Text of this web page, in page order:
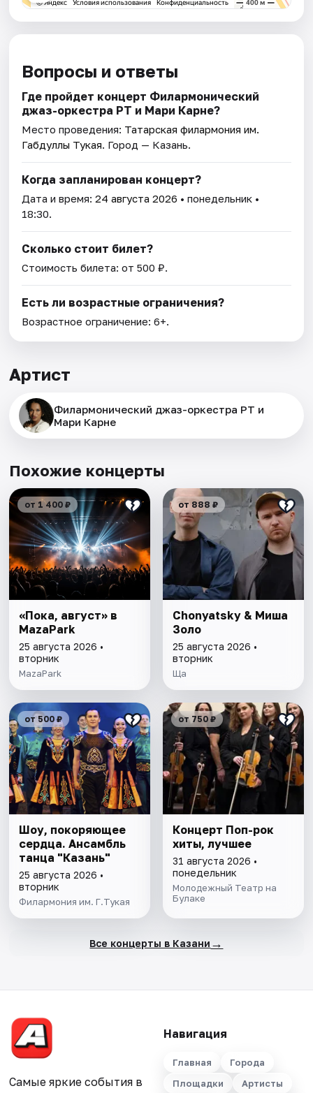
Вопросы и ответы
Где пройдет концерт Филармонический
джаз-оркестра РТ и Мари Карне?
Место проведения: Татарская филармония им.
Габдуллы Тукая. Город — Казань.
Когда запланирован концерт?
Дата и время:24 августа 2026 • понедельник •
18:30.
Сколько стоит билет?
Стоимость билета: от 500 ₽.
Есть ли возрастные ограничения?
Возрастное ограничение: 6+.
Артист
Филармонический джаз-оркестра РТ и
Мари Карне
Похожие концерты
от 1 400 ₽
«Пока, август» в
MazaPark
25 августа 2026 •
вторник
MazaPark
от 888 ₽
Chonyatsky & Миша
Золо
25 августа 2026 •
вторник
Ща
от 500 ₽
Шоу, покоряющее
сердца. Ансамбль
танца "Казань"
25 августа 2026 •
вторник
Филармония им. Г.Тукая
от 750 ₽
Концерт Поп-рок
хиты, лучшее
31 августа 2026 •
понедельник
Молодежный Театр на
Булаке
Все концерты в Казани →
Самые яркие события в
Навигация
Главная
Города
Площадки
Артисты